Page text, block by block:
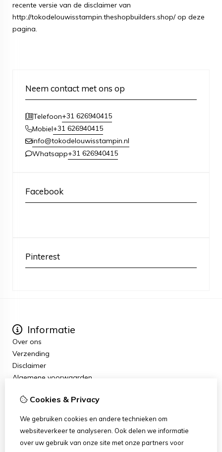
recente versie van de disclaimer van
http://tokodelouwisstampin.theshopbuilders.shop/ op deze
pagina.
Neem contact met ons op
Telefoon+31 626940415
Mobiel+31 626940415
info@tokodelouwisstampin.nl
Whatsapp+31 626940415
Facebook
Pinterest
Informatie
Over ons
Verzending
Disclaimer
Algemene voorwaarden
Cadeaubon
Mijn account
Bestelhistorie
Cookies & Privacy
We gebruiken cookies en andere technieken om
websiteverkeer te analyseren. Ook delen we informatie
over uw gebruik van onze site met onze partners voor